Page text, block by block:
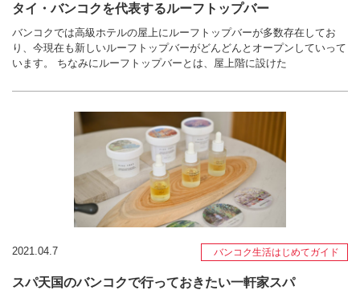
タイ・バンコクを代表するルーフトップバー
バンコクでは高級ホテルの屋上にルーフトップバーが多数存在してお
り、今現在も新しいルーフトップバーがどんどんとオープンしていって
います。 ちなみにルーフトップバーとは、屋上階に設けた
2021.04.7 バンコク生活はじめてガイド
スパ天国のバンコクで行っておきたい一軒家スパ